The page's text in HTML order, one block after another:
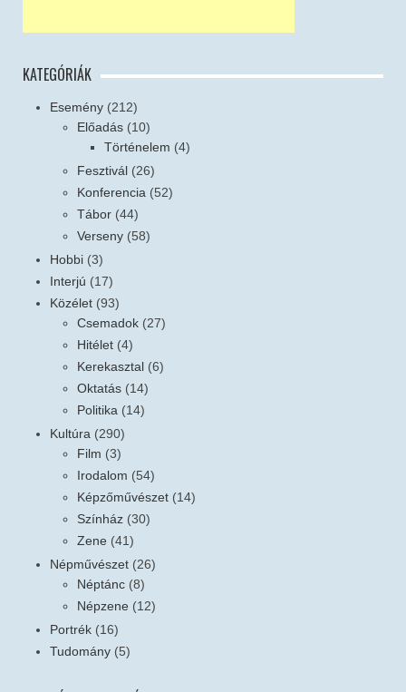
KATEGÓRIÁK
Esemény (212)
Előadás (10)
Történelem (4)
Fesztivál (26)
Konferencia (52)
Tábor (44)
Verseny (58)
Hobbi (3)
Interjú (17)
Közélet (93)
Csemadok (27)
Hitélet (4)
Kerekasztal (6)
Oktatás (14)
Politika (14)
Kultúra (290)
Film (3)
Irodalom (54)
Képzőművészet (14)
Színház (30)
Zene (41)
Népművészet (26)
Néptánc (8)
Népzene (12)
Portrék (16)
Tudomány (5)